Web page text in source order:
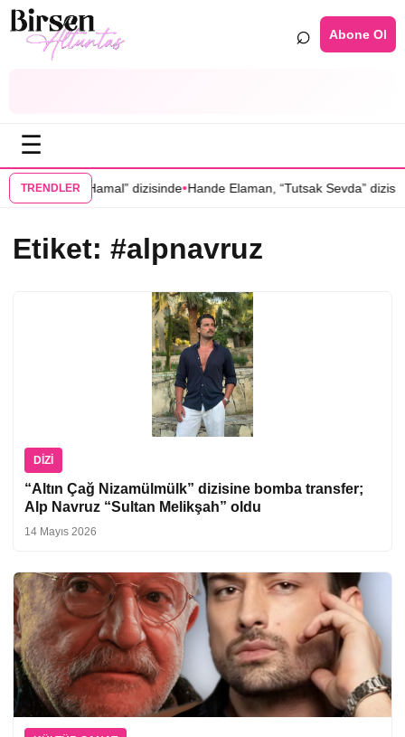
⌕ Abone Ol
☰
TRENDLER
“Hamal” dizisinde•Hande Elaman, “Tutsak Sevda” dizisinin
Etiket: #alpnavruz
DIZI
“Altın Çağ Nizamülmülk” dizisine bomba transfer;
Alp Navruz “Sultan Melikşah” oldu
14 Mayıs 2026